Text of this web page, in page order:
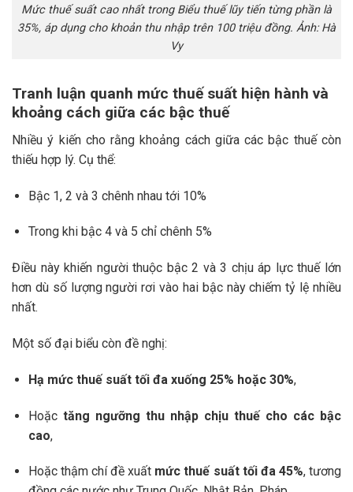
Mức thuế suất cao nhất trong Biểu thuế lũy tiến từng phần là
35%, áp dụng cho khoản thu nhập trên 100 triệu đồng. Ảnh: Hà
Vy
Tranh luận quanh mức thuế suất hiện hành và
khoảng cách giữa các bậc thuế
Nhiều ý kiến cho rằng khoảng cách giữa các bậc thuế còn
thiếu hợp lý. Cụ thể:
Bậc 1, 2 và 3 chênh nhau tới 10%
Trong khi bậc 4 và 5 chỉ chênh 5%
Điều này khiến người thuộc bậc 2 và 3 chịu áp lực thuế lớn
hơn dù số lượng người rơi vào hai bậc này chiếm tỷ lệ nhiều
nhất.
Một số đại biểu còn đề nghị:
Hạ mức thuế suất tối đa xuống 25% hoặc 30%,
Hoặc tăng ngưỡng thu nhập chịu thuế cho các bậc
cao,
Hoặc thậm chí đề xuất mức thuế suất tối đa 45%, tương